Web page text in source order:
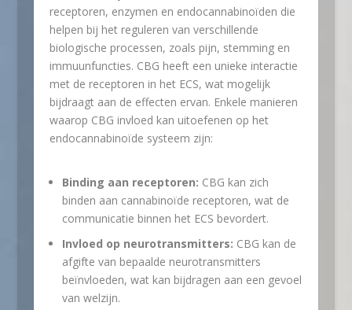
receptoren, enzymen en endocannabinoïden die
helpen bij het reguleren van verschillende
biologische processen, zoals pijn, stemming en
immuunfuncties. CBG heeft een unieke interactie
met de receptoren in het ECS, wat mogelijk
bijdraagt aan de effecten ervan. Enkele manieren
waarop CBG invloed kan uitoefenen op het
endocannabinoïde systeem zijn:
Binding aan receptoren: CBG kan zich
binden aan cannabinoïde receptoren, wat de
communicatie binnen het ECS bevordert.
Invloed op neurotransmitters: CBG kan de
afgifte van bepaalde neurotransmitters
beïnvloeden, wat kan bijdragen aan een gevoel
van welzijn.